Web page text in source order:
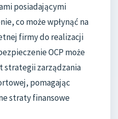
posiadającymi
co może wpłynąć na
firmy do realizacji
OCP może
strategii zarządzania
pomagając
straty finansowe